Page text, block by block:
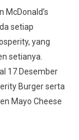
setiap
yang
setianya.
17 Desember
Burger serta
Mayo Cheese